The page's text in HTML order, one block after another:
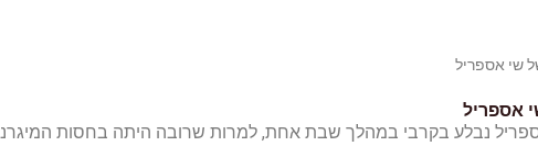
שי אספריל
אספריל
נבלע בקרבי במהלך שבת אחת, למרות שרובה היתה בחסות